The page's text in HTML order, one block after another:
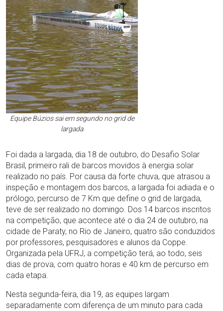
Equipe Búzios sai em segundo no grid de
largada
Foi dada a largada, dia 18 de outubro, do Desafio Solar
Brasil, primeiro rali de barcos movidos à energia solar
realizado no país. Por causa da forte chuva, que atrasou a
inspeção e montagem dos barcos, a largada foi adiada e o
prólogo, percurso de 7 Km que define o grid de largada,
teve de ser realizado no domingo. Dos 14 barcos inscritos
na competição, que acontece até o dia 24 de outubro, na
cidade de Paraty, no Rio de Janeiro, quatro são conduzidos
por professores, pesquisadores e alunos da Coppe.
Organizada pela UFRJ, a competição terá, ao todo, seis
dias de prova, com quatro horas e 40 km de percurso em
cada etapa.
Nesta segunda-feira, dia 19, as equipes largam
separadamente com diferença de um minuto para cada